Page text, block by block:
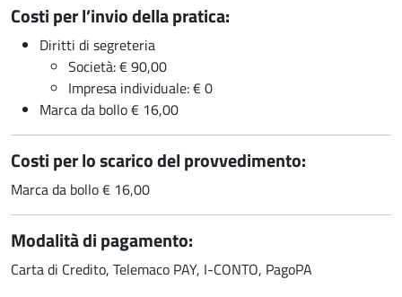
Costi per l’invio della pratica:
Diritti di segreteria
Società: € 90,00
Impresa individuale: € 0
Marca da bollo € 16,00
Costi per lo scarico del provvedimento:
Marca da bollo € 16,00
Modalità di pagamento:
Carta di Credito, Telemaco PAY, I-CONTO, PagoPA